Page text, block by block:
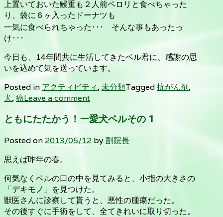
上置いておいた鰻重も２人前ペロリと食べちゃった
り、袋に６ヶ入ったドーナツも
一気に食べられちゃった･･･ そんな事もあったっ
け･･･
今日も、14年間共に生活してきたベル君に、感謝の思
いを込めて気を送っています。
Posted in アクティビティ,未分類Tagged抗がん剤,
犬,癌Leave a comment
ともにたたかう！ー愛犬ベルその 1
Posted on 2013/05/12 by副院長
思えば昨年の春。
何気なくベルの口の中を見てみると、小指の大きさの
「デキモノ」を見つけた。
獣医さんに診察して貰うと、悪性の腫瘍だった。
その後すぐに手術をして、全てきれいに取り切った。